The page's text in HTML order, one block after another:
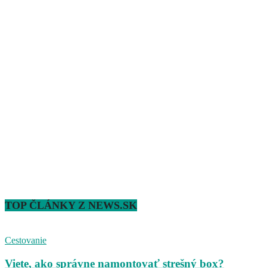
TOP ČLÁNKY Z NEWS.SK
Cestovanie
Viete, ako správne namontovať strešný box?